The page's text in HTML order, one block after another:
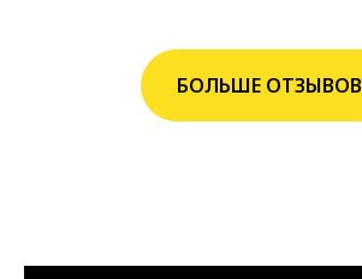
БОЛЬШЕ ОТЗЫВОВ